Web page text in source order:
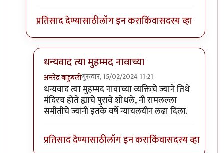
प्रतिसाद देण्यासाठीलॉग इन कराकिंवासदस्य व्हा
धन्यवाद त्या मुहम्मद नावाच्या
अमरेंद्र बाहुबलीगुरुवार, 15/02/2024 11:21
In reply toदुसरी बाजू पण आहे....byमुक्त विहारि
धन्यवाद त्या मुहम्मद नावाच्या व्यक्तिचे ज्याने तिथे
मंदिरच होते ह्याचे पुरावे शोधले, नी रामलल्ला
समीतीचे ज्यांनी इतके वर्षे न्यायलयीन लढा दिला.
प्रतिसाद देण्यासाठीलॉग इन कराकिंवासदस्य व्हा